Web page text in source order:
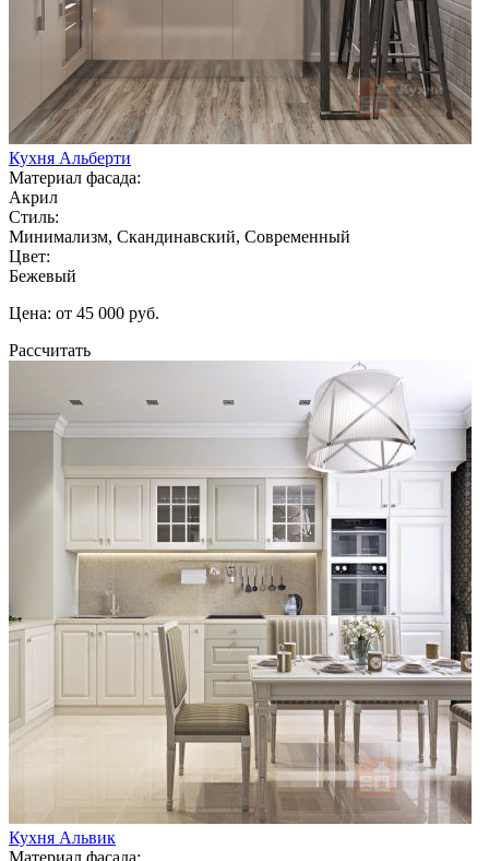
Кухня Альберти
Материал фасада:
Акрил
Стиль:
Минимализм, Скандинавский, Современный
Цвет:
Бежевый
Цена: от 45 000 руб.
Рассчитать
Кухня Альвик
Материал фасада: